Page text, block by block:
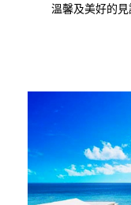
溫馨及美好的